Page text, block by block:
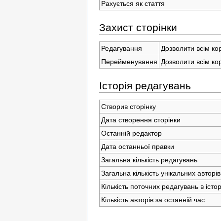
Рахується як стаття
Захист сторінки
Редагування
Дозволити всім
Перейменування Дозволити всім
Історія редагувань
Створив сторінку
Дата створення сторінки
Останній редактор
Дата останньої правки
Загальна кількість редагувань
Загальна кількість унікальних авторів
Кількість поточних редагувань в
Кількість авторів за останній час